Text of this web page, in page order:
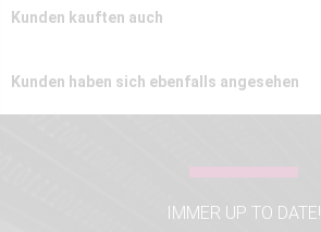
Kunden kauften auch
Kunden haben sich ebenfalls angesehen
IMMER UP TO DATE!